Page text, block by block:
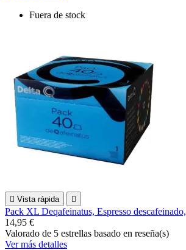
Fuera de stock
 Vista rápida 
Pack XL Deqafeinatus, Espresso
14,95 €
Valorado de 5 estrellas basado en reseña(s)
Ver más detalles